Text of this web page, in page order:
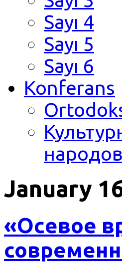
Sayı 4
Sayı 5
Sayı 6
Konferans
January
«Осевое